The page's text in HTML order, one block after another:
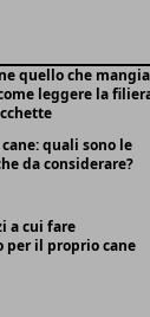
quello che mangia
leggere la
quali sono le
da considerare?
a cui fare
per il proprio cane